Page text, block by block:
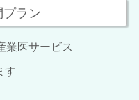
ラン
業医サービス
す